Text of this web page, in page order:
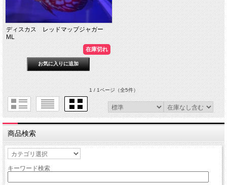
ディスカス レッドマップジャガー
ML
在庫切れ
1 / 1ページ（全5件）
商品検索
キーワード検索